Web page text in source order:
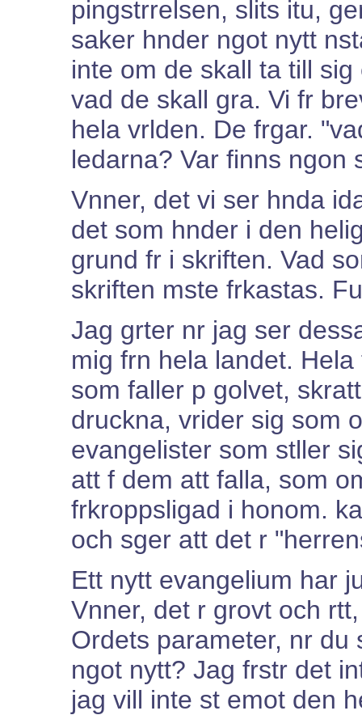
pingstrrelsen, slits itu,
saker hnder ngot nytt
inte om de skall ta till
vad de skall gra. Vi fr
hela vrlden. De frgar.
ledarna? Var finns ngon
Vnner, det vi ser hnda
det som hnder i den
grund fr i skriften. Vad
skriften mste frkastas.
Jag grter nr jag ser
mig frn hela landet.
som faller p golvet,
druckna, vrider sig som
evangelister som stller
att f dem att falla, som
frkroppsligad i honom.
och sger att det r
Ett nytt evangelium har
Vnner, det r grovt och
Ordets parameter, nr
ngot nytt? Jag frstr det
jag vill inte st emot den